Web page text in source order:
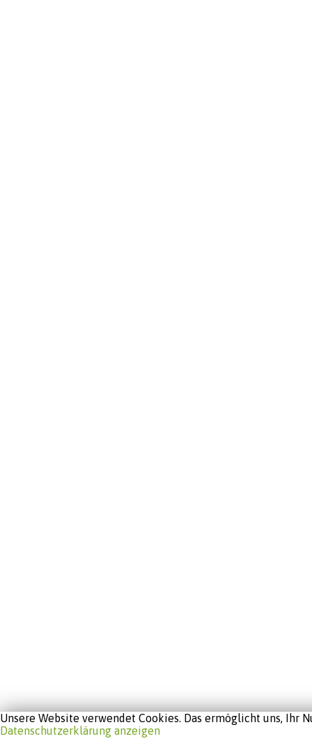
Unsere Website verwendet Cookies. Das ermöglicht uns,
Datenschutzerklärung anzeigen